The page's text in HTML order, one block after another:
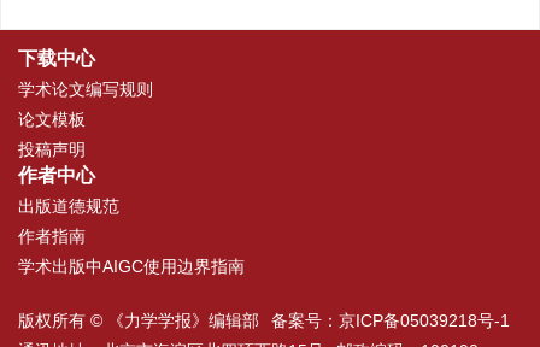
下载中心
学术论文编写规则
论文模板
投稿声明
作者中心
出版道德规范
作者指南
学术出版中AIGC使用边界指南
版权所有 © 《力学学报》编辑部 备案号： 京ICP备05039218号-1